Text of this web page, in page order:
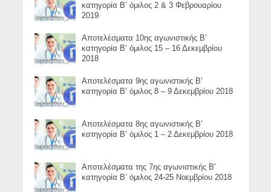
κατηγορία Β’ όμιλος 2 & 3 Φεβρουαρίου
2019
Αποτελέσματα 10ης αγωνιστικής Β’
κατηγορία Β’ όμιλος 15 – 16 Δεκεμβρίου
2018
Αποτελέσματα 9ης αγωνιστικής Β’
κατηγορία Β’ όμιλος 8 – 9 Δεκεμβρίου 2018
Αποτελέσματα 8ης αγωνιστικής Β’
κατηγορία Β’ όμιλος 1 – 2 Δεκεμβρίου 2018
Αποτελέσματα της 7ης αγωνιστικής Β’
κατηγορία Β’ όμιλος 24-25 Νοεμβρίου 2018